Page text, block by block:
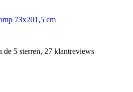
73x201,5 cm
de 5 sterren, 27 klantreviews